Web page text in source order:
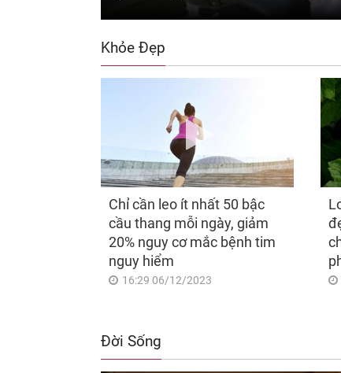
Khỏe Đẹp
Chỉ cần leo ít nhất 50 bậc
cầu thang mỗi ngày, giảm
20% nguy cơ mắc bệnh tim
nguy hiểm
16:29 06/12/2023
Đời Sống